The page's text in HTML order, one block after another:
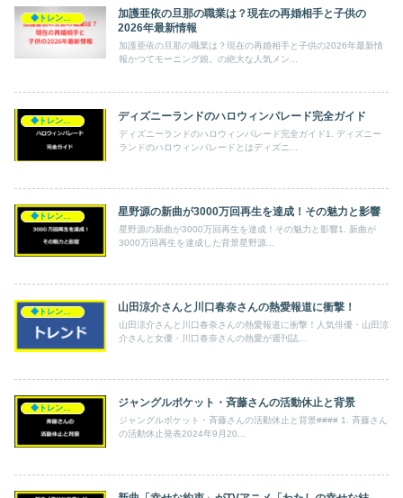
◆トレンド◆
加護亜依の旦那の職業は？現在の再婚相手と子供の
2026年最新情報
加護亜依の旦那の職業は？現在の再婚相手と子供の2026年最新情
報かつてモーニング娘。の絶大な人気メン...
◆トレンド◆ ディズニーランドのハロウィンパレード完全ガイド
ディズニーランドのハロウィンパレード完全ガイド1. ディズニー
ランドのハロウィンパレードとはディズニ...
◆トレンド◆ 星野源の新曲が3000万回再生を達成！その魅力と影響
星野源の新曲が3000万回再生を達成！その魅力と影響1. 新曲が
3000万回再生を達成した背景星野源...
◆トレンド◆ 山田涼介さんと川口春奈さんの熱愛報道に衝撃！
山田涼介さんと川口春奈さんの熱愛報道に衝撃！人気俳優・山田涼
介さんと女優・川口春奈さんの熱愛が週刊誌...
ジャングルポケット・斉藤さんの活動休止と背景
ジャングルポケット・斉藤さんの活動休止と背景#### 1. 斉藤さん
の活動休止発表2024年9月20...